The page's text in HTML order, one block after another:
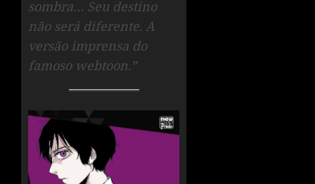
sombra… Seu destino
não será diferente. A
versão imprensa do
famoso webtoon.”